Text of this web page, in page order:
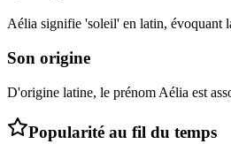
Aélia signifie 'soleil' en latin, évoquant
Son origine
D'origine latine, le prénom Aélia est
Popularité au fil du temps